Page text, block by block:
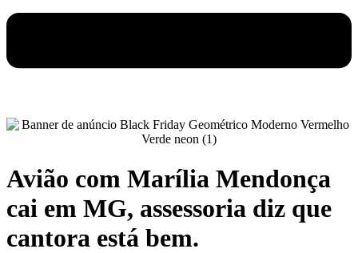
Avião com Marília Mendonça
cai em MG, assessoria diz que
cantora está bem.